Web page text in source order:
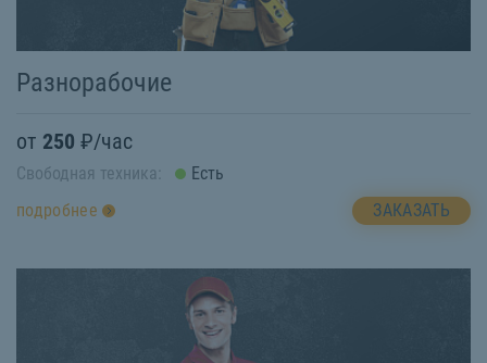
Разнорабочие
от 250 ₽/час
Свободная техника:
Есть
подробнее
ЗАКАЗАТЬ